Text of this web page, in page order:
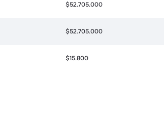
$52.705.000
$52.705.000
$15.800